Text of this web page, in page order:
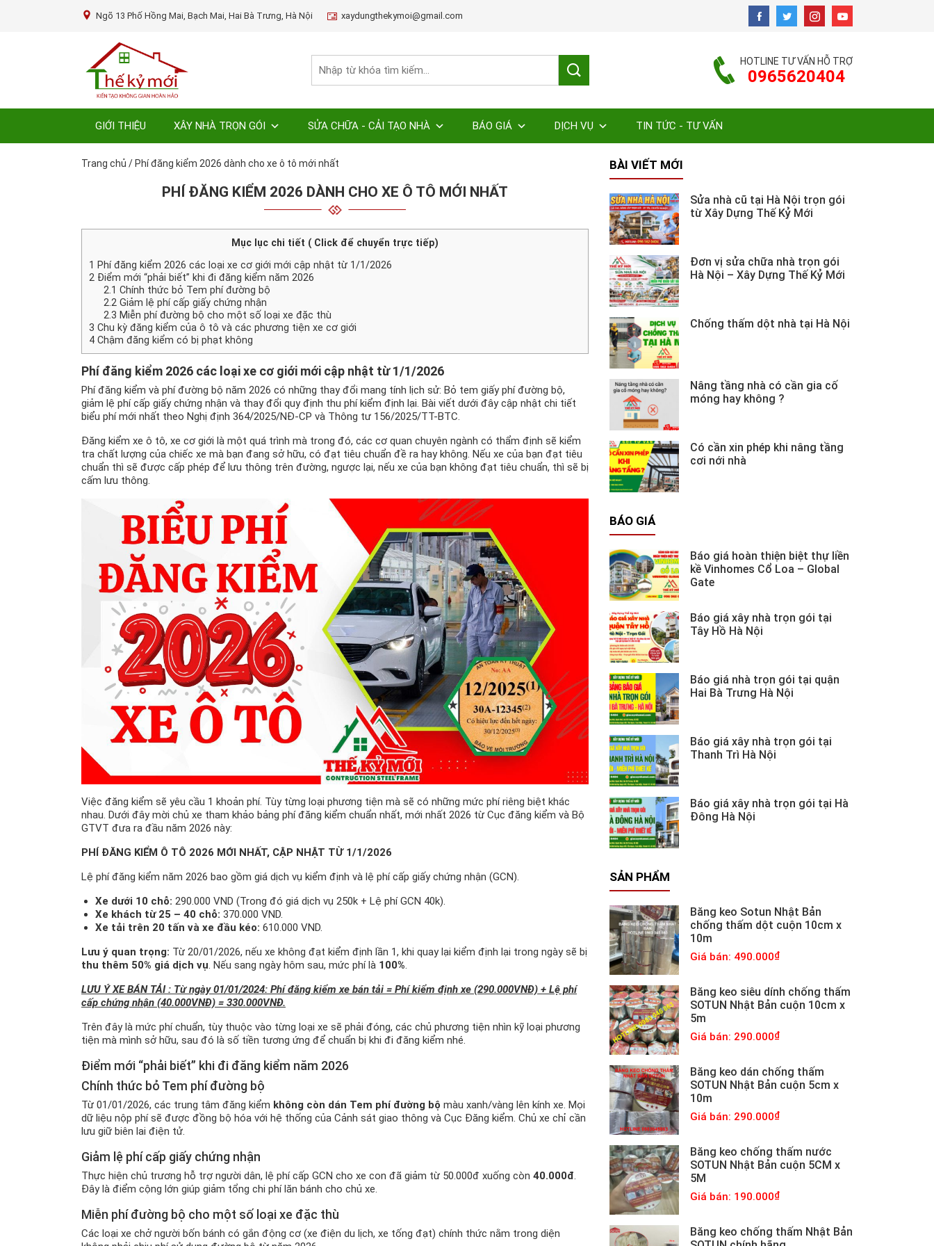
Ngõ 13 Phố Hồng Mai, Bạch Mai, Hai Bà Trưng, Hà Nội xaydungthekymoi@gmail.com
HOTLINE TƯ VẤN HỖ TRỢ
0965620404
GIỚI THIỆU XÂY NHÀ TRỌN GÓI SỬA CHỮA - CẢI TẠO NHÀ BÁO GIÁ DỊCH VỤ TIN TỨC - TƯ VẤN
Trang chủ / Phí đăng kiểm 2026 dành cho xe ô tô mới nhất
PHÍ ĐĂNG KIỂM 2026 DÀNH CHO XE Ô TÔ MỚI NHẤT
Mục lục chi tiết ( Click để chuyển trực tiếp)
1 Phí đăng kiểm 2026 các loại xe cơ giới mới cập nhật từ 1/1/2026
2 Điểm mới “phải biết” khi đi đăng kiểm năm 2026
2.1 Chính thức bỏ Tem phí đường bộ
2.2 Giảm lệ phí cấp giấy chứng nhận
2.3 Miễn phí đường bộ cho một số loại xe đặc thù
3 Chu kỳ đăng kiểm của ô tô và các phương tiện xe cơ giới
4 Chậm đăng kiểm có bị phạt không
Phí đăng kiểm 2026 các loại xe cơ giới mới cập nhật từ 1/1/2026
Phí đăng kiểm và phí đường bộ năm 2026 có những thay đổi mang tính lịch sử: Bỏ tem giấy phí đường bộ,
giảm lệ phí cấp giấy chứng nhận và thay đổi quy định thu phí kiểm định lại. Bài viết dưới đây cập nhật chi tiết
biểu phí mới nhất theo Nghị định 364/2025/NĐ-CP và Thông tư 156/2025/TT-BTC.
Đăng kiểm xe ô tô, xe cơ giới là một quá trình mà trong đó, các cơ quan chuyên ngành có thẩm định sẽ kiểm
tra chất lượng của chiếc xe mà bạn đang sở hữu, có đạt tiêu chuẩn đề ra hay không. Nếu xe của bạn đạt tiêu
chuẩn thì sẽ được cấp phép để lưu thông trên đường, ngược lại, nếu xe của bạn không đạt tiêu chuẩn, thì sẽ bị
cấm lưu thông.
Việc đăng kiểm sẽ yêu cầu 1 khoản phí. Tùy từng loại phương tiện mà sẽ có những mức phí riêng biệt khác
nhau. Dưới đây mời chủ xe tham khảo bảng phí đăng kiểm chuẩn nhất, mới nhất 2026 từ Cục đăng kiểm và Bộ
GTVT đưa ra đầu năm 2026 này:
PHÍ ĐĂNG KIỂM Ô TÔ 2026 MỚI NHẤT, CẬP NHẬT TỪ 1/1/2026
Lệ phí đăng kiểm năm 2026 bao gồm giá dịch vụ kiểm định và lệ phí cấp giấy chứng nhận (GCN).
Xe dưới 10 chỗ: 290.000 VND (Trong đó giá dịch vụ 250k + Lệ phí GCN 40k).
Xe khách từ 25 – 40 chỗ: 370.000 VND.
Xe tải trên 20 tấn và xe đầu kéo: 610.000 VND.
Lưu ý quan trọng: Từ 20/01/2026, nếu xe không đạt kiểm định lần 1, khi quay lại kiểm định lại trong ngày sẽ bị
thu thêm 50% giá dịch vụ. Nếu sang ngày hôm sau, mức phí là 100%.
LƯU Ý XE BÁN TẢI : Từ ngày 01/01/2024: Phí đăng kiểm xe bán tải = Phí kiểm định xe (290.000VNĐ) + Lệ phí
cấp chứng nhận (40.000VNĐ) = 330.000VNĐ.
Trên đây là mức phí chuẩn, tùy thuộc vào từng loại xe sẽ phải đóng, các chủ phương tiện nhìn kỹ loại phương
tiện mà mình sở hữu, sau đó là số tiền tương ứng để chuẩn bị khi đi đăng kiểm nhé.
Điểm mới “phải biết” khi đi đăng kiểm năm 2026
Chính thức bỏ Tem phí đường bộ
Từ 01/01/2026, các trung tâm đăng kiểm không còn dán Tem phí đường bộ màu xanh/vàng lên kính xe. Mọi
dữ liệu nộp phí sẽ được đồng bộ hóa với hệ thống của Cảnh sát giao thông và Cục Đăng kiểm. Chủ xe chỉ cần
lưu giữ biên lai điện tử.
Giảm lệ phí cấp giấy chứng nhận
Thực hiện chủ trương hỗ trợ người dân, lệ phí cấp GCN cho xe con đã giảm từ 50.000đ xuống còn 40.000đ.
Đây là điểm cộng lớn giúp giảm tổng chi phí lăn bánh cho chủ xe.
Miễn phí đường bộ cho một số loại xe đặc thù
Các loại xe chở người bốn bánh có gắn động cơ (xe điện du lịch, xe tống đạt) chính thức nằm trong diện
BÀI VIẾT MỚI
Sửa nhà cũ tại Hà Nội trọn gói
từ Xây Dựng Thế Kỷ Mới
Đơn vị sửa chữa nhà trọn gói
Hà Nội – Xây Dựng Thế Kỷ Mới
Chống thấm dột nhà tại Hà Nội
Nâng tầng nhà có cần gia cố
móng hay không ?
Có cần xin phép khi nâng tầng
cơi nới nhà
BÁO GIÁ
Báo giá hoàn thiện biệt thự liền
kề Vinhomes Cổ Loa – Global
Gate
Báo giá xây nhà trọn gói tại
Tây Hồ Hà Nội
Báo giá nhà trọn gói tại quận
Hai Bà Trưng Hà Nội
Báo giá xây nhà trọn gói tại
Thanh Trì Hà Nội
Báo giá xây nhà trọn gói tại Hà
Đông Hà Nội
SẢN PHẨM
Băng keo Sotun Nhật Bản
chống thấm dột cuộn 10cm x
10m
Giá bán: 490.000
Băng keo siêu dính chống thấm
SOTUN Nhật Bản cuộn 10cm x
5m
Giá bán: 290.000
Băng keo dán chống thấm
SOTUN Nhật Bản cuộn 5cm x
10m
Giá bán: 290.000
Băng keo chống thấm nước
SOTUN Nhật Bản cuộn 5CM x
5M
Giá bán: 190.000
Băng keo chống thấm Nhật Bản